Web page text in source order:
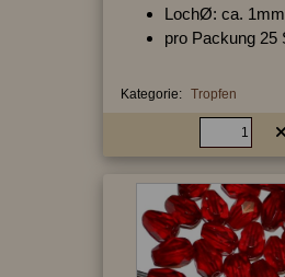
LochØ: ca. 1mm
pro Packung 25
Kategorie: Tropfen